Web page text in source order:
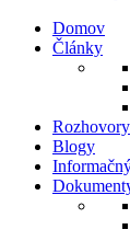
Domov
Články
Rozhovory
Blogy